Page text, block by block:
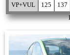
VP+VUL
125 137